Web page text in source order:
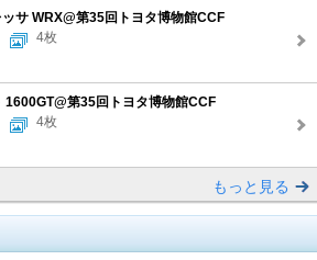
サ WRX@第35回トヨタ博物館CCF
4枚
1600GT@第35回トヨタ博物館CCF
4枚
もっと見る